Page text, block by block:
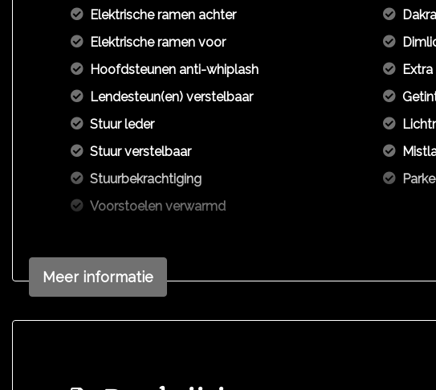
Elektrische ramen achter
Elektrische ramen voor
Hoofdsteunen anti-whiplash
Lendesteun(en) verstelbaar
Stuur leder
Stuur verstelbaar
Stuurbekrachtiging
Voorstoelen verwarmd
Meer informatie